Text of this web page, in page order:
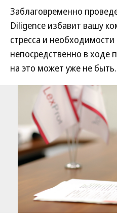
Заблаговременно
Diligence избавит вашу
стресса и
непосредственно в ходе
на это может уже не быть.